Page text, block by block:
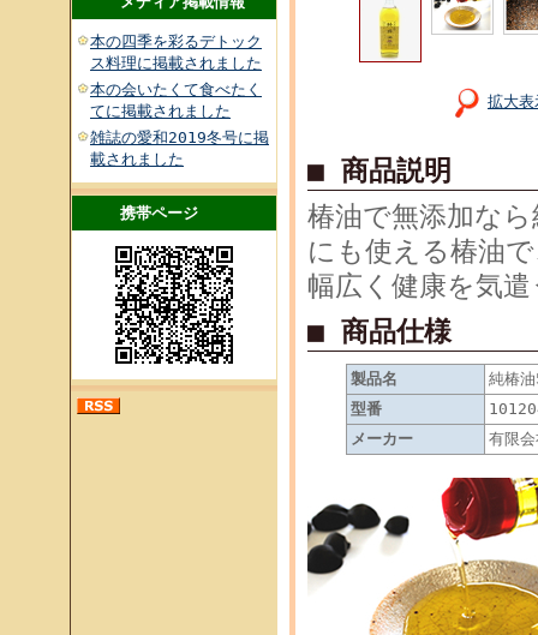
本の四季を彩るデトック
ス料理に掲載されました
本の会いたくて食べたく
てに掲載されました
雑誌の愛和2019冬号に掲
載されました
携帯ページ
拡大表
■ 商品説明
椿油で無添加な
にも使える椿油
幅広く健康を気
■ 商品仕様
製品名
純椿
型番
メーカー
有限